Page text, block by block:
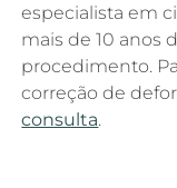
especialista em
mais de 10 anos
procedimento.
correção de
consulta.